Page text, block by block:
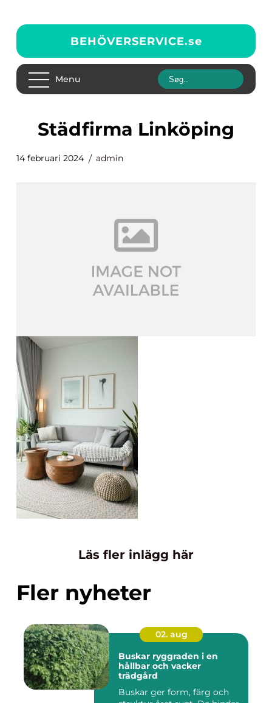
BEHÖVERSERVICE.se
Menu
städfirma Linköping
14 februari 2024 admin
Läs fler inlägg här
Fler nyheter
02. aug
Buskar ryggraden i en
hållbar och vacker
trädgård
Buskar ger form, färg och